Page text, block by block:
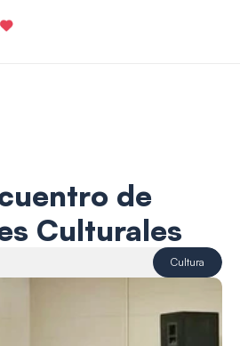
de
Culturales
Cultura